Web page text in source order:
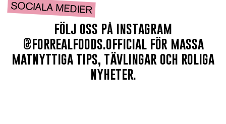
SOCIALA MEDIER
följ oss på instagram
@forrealfoods.official för massa
matnyttiga tips, tävlingar och roliga
nyheter.